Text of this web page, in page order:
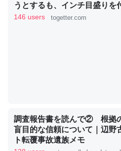
ウチもEchoを実家に置いて４
ちぼちRingも置こうかと画策
位置情報を共有してる。電池残
─たまにLINEするくらいだった遠方
コミュニケーションが劇的に変化し
うとするも、インチ目盛りを
ため経産省の規約に抵触、販
146 users togetter.com
調査報告書を読んで② 根拠
盲目的な信頼について｜辺野
ト転覆事故遺族メモ